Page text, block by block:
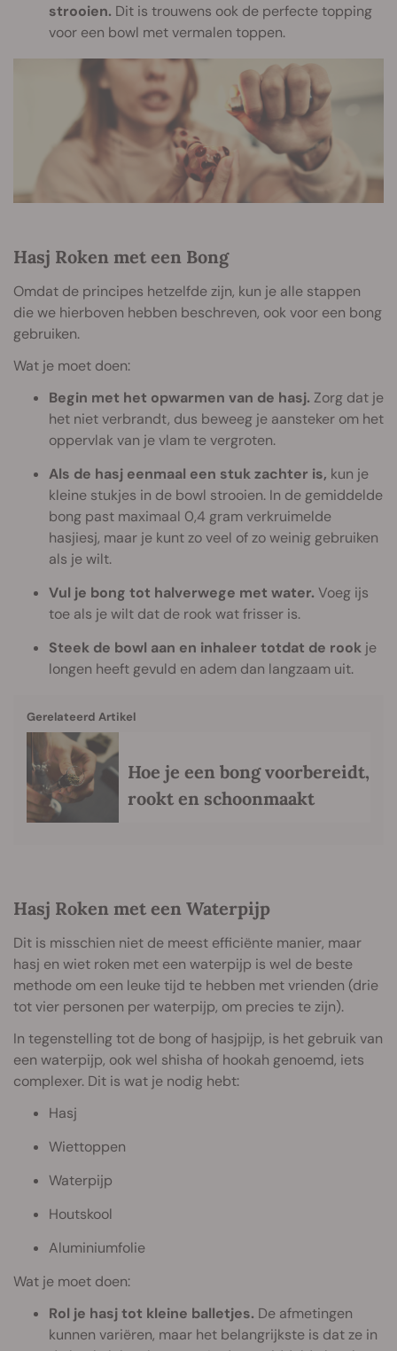
strooien. Dit is trouwens ook de perfecte topping
voor een bowl met vermalen toppen.
Hasj Roken met een Bong
Omdat de principes hetzelfde zijn, kun je alle stappen
die we hierboven hebben beschreven, ook voor een bong
gebruiken.
Wat je moet doen:
Begin met het opwarmen van de hasj. Zorg dat je
het niet verbrandt, dus beweeg je aansteker om het
oppervlak van je vlam te vergroten.
Als de hasj eenmaal een stuk zachter is, kun je
kleine stukjes in de bowl strooien. In de gemiddelde
bong past maximaal 0,4 gram verkruimelde
hasjiesj, maar je kunt zo veel of zo weinig gebruiken
als je wilt.
Vul je bong tot halverwege met water. Voeg ijs
toe als je wilt dat de rook wat frisser is.
Steek de bowl aan en inhaleer totdat de rook je
longen heeft gevuld en adem dan langzaam uit.
Gerelateerd Artikel
Hoe je een bong voorbereidt,
rookt en schoonmaakt
Hasj Roken met een Waterpijp
Dit is misschien niet de meest efficiënte manier, maar
hasj en wiet roken met een waterpijp is wel de beste
methode om een leuke tijd te hebben met vrienden (drie
tot vier personen per waterpijp, om precies te zijn).
In tegenstelling tot de bong of hasjpijp, is het gebruik van
een waterpijp, ook wel shisha of hookah genoemd, iets
complexer. Dit is wat je nodig hebt:
Hasj
Wiettoppen
Waterpijp
Houtskool
Aluminiumfolie
Wat je moet doen:
Rol je hasj tot kleine balletjes. De afmetingen
kunnen variëren, maar het belangrijkste is dat ze in